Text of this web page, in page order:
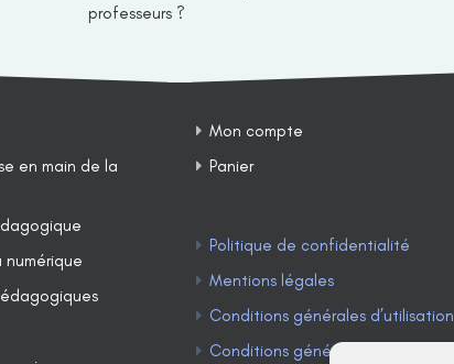
professeurs ?
en main de la
numérique
Mon compte
Panier
Politique de confidentialité
Mentions légales
Conditions générales d’utilisation
Conditions générales de vente